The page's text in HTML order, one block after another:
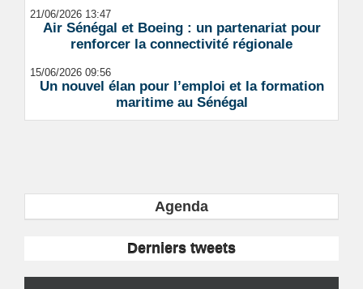
21/06/2026 13:47
Air Sénégal et Boeing : un partenariat pour
renforcer la connectivité régionale
15/06/2026 09:56
Un nouvel élan pour l’emploi et la formation
maritime au Sénégal
Agenda
Derniers tweets